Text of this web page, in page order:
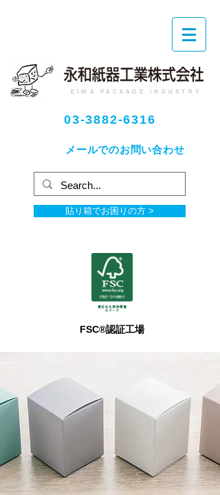
EIWA PACKAGE INDUSTRY
03-3882-6316
メールでのお問い合わせ
貼り箱でお困りの方 >
FSC®認証工場